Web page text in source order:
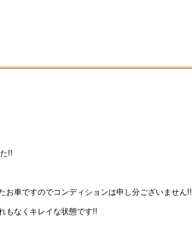
!!
お車ですのでコンディションは申し分ございません!!
もなくキレイな状態です!!